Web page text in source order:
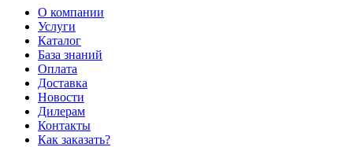
О компании
Услуги
Каталог
База знаний
Оплата
Доставка
Новости
Дилерам
Контакты
Как заказать?